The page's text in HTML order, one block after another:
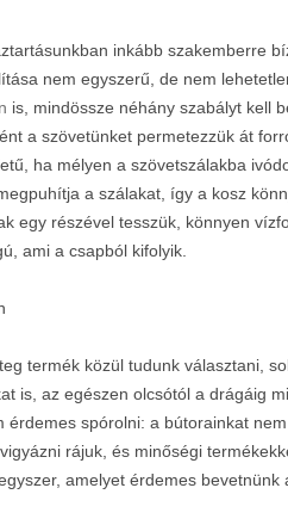
inkább szakemberre
nem egyszerű, de nem
is, mindössze néhány szabályt kell
a szövetünket permetezzük át
ha mélyen a szövetszálakba
a szálakat, így a kosz
egy részével tesszük, könnyen
ami a csapból kifolyik.
termék közül tudunk választani,
is, az egészen olcsótól a drágáig
érdemes spórolni: a bútorainkat
rájuk, és minőségi
amelyet érdemes bevetnünk